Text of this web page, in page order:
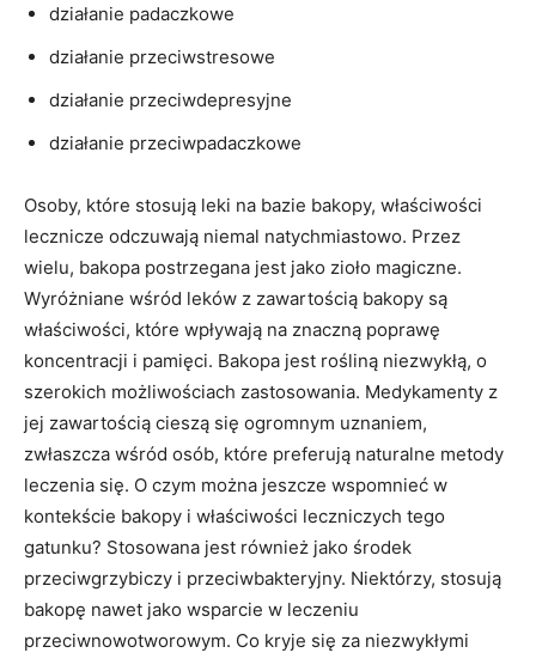
działanie padaczkowe
działanie przeciwstresowe
działanie przeciwdepresyjne
działanie przeciwpadaczkowe
Osoby, które stosują leki na bazie bakopy, właściwości
lecznicze odczuwają niemal natychmiastowo. Przez
wielu, bakopa postrzegana jest jako zioło magiczne.
Wyróżniane wśród leków z zawartością bakopy są
właściwości, które wpływają na znaczną poprawę
koncentracji i pamięci. Bakopa jest rośliną niezwykłą, o
szerokich możliwościach zastosowania. Medykamenty z
jej zawartością cieszą się ogromnym uznaniem,
zwłaszcza wśród osób, które preferują naturalne metody
leczenia się. O czym można jeszcze wspomnieć w
kontekście bakopy i właściwości leczniczych tego
gatunku? Stosowana jest również jako środek
przeciwgrzybiczy i przeciwbakteryjny. Niektórzy, stosują
bakopę nawet jako wsparcie w leczeniu
przeciwnowotworowym. Co kryje się za niezwykłymi